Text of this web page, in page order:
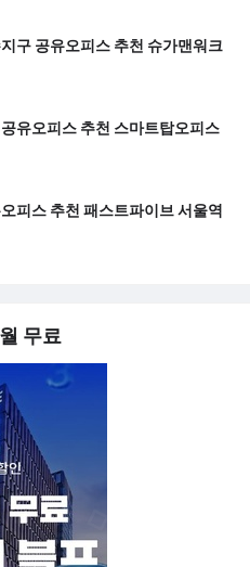
구 공유오피스 추천 슈가맨워크
유오피스 추천 스마트탑오피스
피스 추천 패스트파이브 서울역
무료